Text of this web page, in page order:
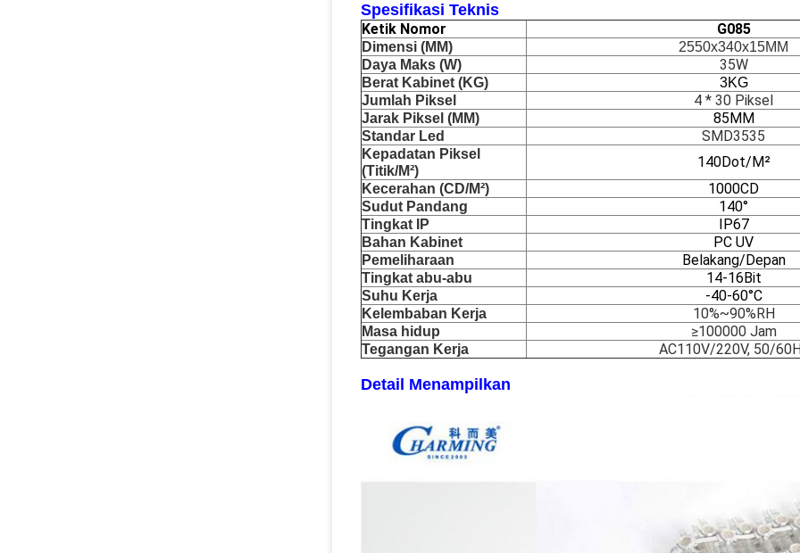
Spesifikasi Teknis
Ketik Nomor G085
Dimensi (MM)
2550x340x15MM
Daya Maks (W)
35W
Berat Kabinet (KG)
3KG
Jumlah Piksel
4 * 30 Piksel
Jarak Piksel (MM) 85MM
Standar Led SMD3535
Kepadatan Piksel
(Titik/M²)
140Dot/M²
Kecerahan (CD/M²) 1000CD
Sudut Pandang 140°
Tingkat IP IP67
Bahan Kabinet PC UV
Pemeliharaan Belakang/Depan
Tingkat abu-abu 14-16Bit
Suhu Kerja -40-60°C
Kelembaban Kerja 10%~90%RH
Masa hidup ≥100000 Jam
Tegangan Kerja AC110V/220V, 50/
Detail Menampilkan